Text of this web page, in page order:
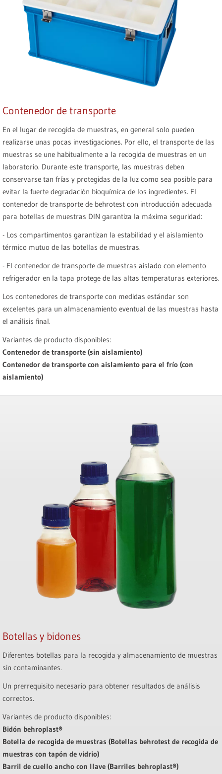
Contenedor de transporte
En el lugar de recogida de muestras, en general solo pueden
realizarse unas pocas investigaciones. Por ello, el transporte de las
muestras se une habitualmente a la recogida de muestras en un
laboratorio. Durante este transporte, las muestras deben
conservarse tan frías y protegidas de la luz como sea posible para
evitar la fuerte degradación bioquímica de los ingredientes. El
contenedor de transporte de behrotest con introducción adecuada
para botellas de muestras DIN garantiza la máxima seguridad:
- Los compartimentos garantizan la estabilidad y el aislamiento
térmico mutuo de las botellas de muestras.
- El contenedor de transporte de muestras aislado con elemento
refrigerador en la tapa protege de las altas temperaturas exteriores.
Los contenedores de transporte con medidas estándar son
excelentes para un almacenamiento eventual de las muestras hasta
el análisis final.
Variantes de producto disponibles:
Contenedor de transporte (sin aislamiento)
Contenedor de transporte con aislamiento para el frío (con
aislamiento)
Botellas y bidones
Diferentes botellas para la recogida y almacenamiento de muestras
sin contaminantes.
Un prerrequisito necesario para obtener resultados de análisis
correctos.
Variantes de producto disponibles:
Bidón behroplast®
Botella de recogida de muestras (Botellas behrotest de recogida de
muestras con tapón de vidrio)
Barril de cuello ancho con llave (Barriles behroplast®)